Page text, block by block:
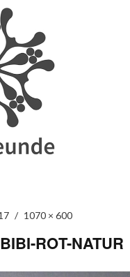
1070 × 600
ROT-NATUR